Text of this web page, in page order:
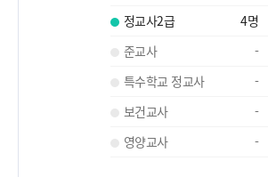
정교사2급
4명
준교사
-
특수학교 정교사
-
보건교사
-
영양교사
-